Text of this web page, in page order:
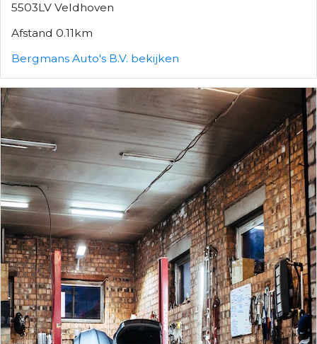
5503LV Veldhoven
Afstand 0.11km
Bergmans Auto's B.V. bekijken